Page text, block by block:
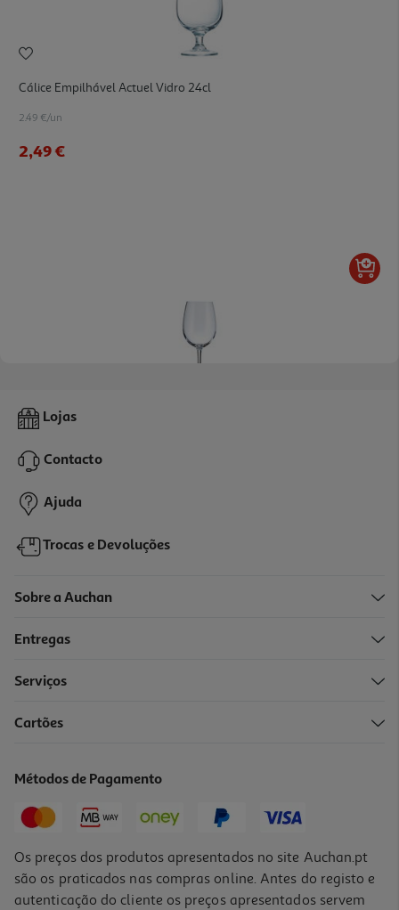
Cálice Empilhável Actuel Vidro 24cl
2.49 €/un
2,49 €
Cálice Tulipa Luminarc Vidro 58cl
1,99 €
Lojas
Contacto
Ajuda
Trocas e Devoluções
Sobre a Auchan
Entregas
Serviços
Cartões
Métodos de Pagamento
Os preços dos produtos apresentados no site Auchan.pt
são os praticados nas compras online. Antes do registo e
autenticação do cliente os preços apresentados servem